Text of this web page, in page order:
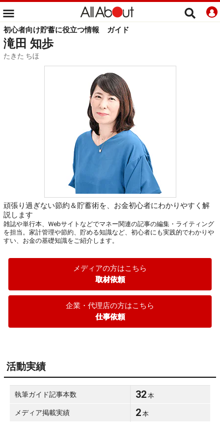
初心者向け貯蓄に役立つ情報 ガイド
滝田 知歩
たきた ちほ
頑張り過ぎない節約＆貯蓄術を、お金初心者にわかりやすく解
説します
雑誌や単行本、Webサイトなどでマネー関連の記事の編集・ライティング
を担当。家計管理や節約、貯める知識など、初心者にも実践的でわかりや
すい、お金の基礎知識をご紹介します。
メディアの方はこちら
取材依頼
企業・代理店の方はこちら
仕事依頼
活動実績
執筆ガイド記事本数 32 本
メディア掲載実績 2 本